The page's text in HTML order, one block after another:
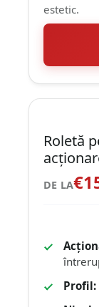
estetic.
Roletă
DE LA
Profil: